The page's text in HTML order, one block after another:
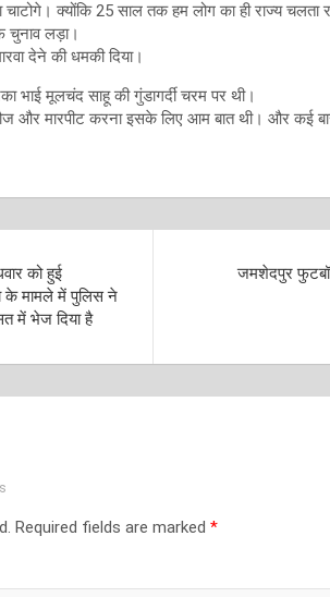
क्योंकि 25 साल तक हम लोग का ही राज्य चलता
चुनाव लड़ा।
देने की धमकी दिया।
भाई मूलचंद साहू की गुंडागर्दी चरम पर थी।
और मारपीट करना इसके लिए आम बात थी। और कई बार
को हुई
के मामले में पुलिस ने
में भेज दिया है
जमशेदपुर
Required fields are marked *